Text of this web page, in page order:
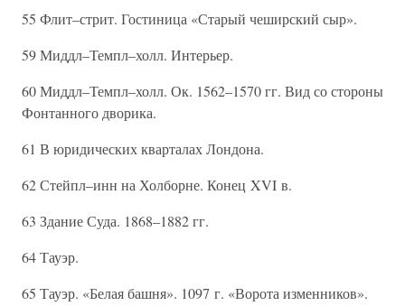
55 Флит–стрит. Гостиница «Старый чеширский сыр».
59 Миддл–Темпл–холл. Интерьер.
60 Миддл–Темпл–холл. Ок. 1562–1570 гг. Вид со стороны
Фонтанного дворика.
61 В юридических кварталах Лондона.
62 Стейпл–инн на Холборне. Конец XVI в.
63 Здание Суда. 1868–1882 гг.
64 Тауэр.
65 Тауэр. «Белая башня». 1097 г. «Ворота изменников».